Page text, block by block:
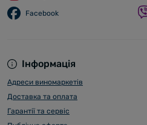
Інформація
Адреси виномаркетів
Доставка та оплата
Гарантії та сервіс
Facebook